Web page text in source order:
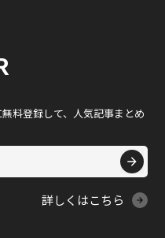
料登録して、人気記事まとめ
詳しくはこちら